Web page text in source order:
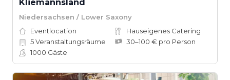
Kliemannsland
Niedersachsen / Lower Saxony
Eventlocation
Hauseigenes Catering
5Veranstaltungsräume
30–100 € pro Person
1000 Gäste